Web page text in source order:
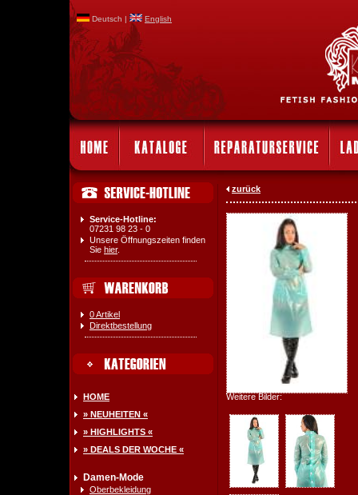
Deutsch | English
Service-Hotline:
07231 98 23 - 0
Unsere Öffnungszeiten finden
Sie hier.
0 Artikel
Direktbestellung
HOME
» NEUHEITEN «
» HIGHLIGHTS «
» DEALS DER WOCHE «
Damen-Mode
Oberbekleidung
zurück
Weitere Bilder: